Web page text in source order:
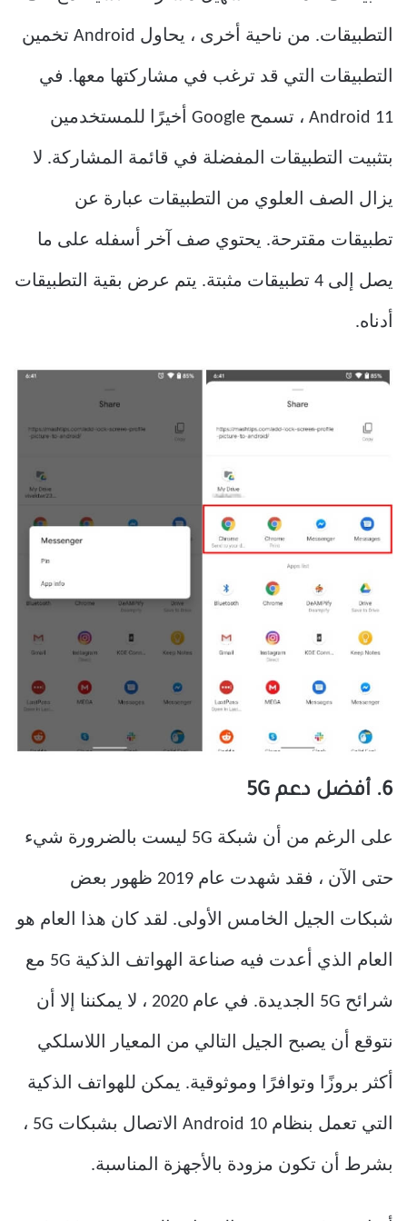
التطبيقات. من ناحية أخرى ، يحاول Android تخمين
التطبيقات التي قد ترغب في مشاركتها معها. في
Android 11 ، تسمح Google أخيرًا للمستخدمين
بتثبيت التطبيقات المفضلة في قائمة المشاركة. لا
يزال الصف العلوي من التطبيقات عبارة عن
تطبيقات مقترحة. يحتوي صف آخر أسفله على ما
يصل إلى 4 تطبيقات مثبتة. يتم عرض بقية التطبيقات
أدناه.
6. أفضل دعم 5G
على الرغم من أن شبكة 5G ليست بالضرورة شيء
حتى الآن ، فقد شهدت عام 2019 ظهور بعض
شبكات الجيل الخامس الأولى. لقد كان هذا العام هو
العام الذي أعدت فيه صناعة الهواتف الذكية 5G مع
شرائح 5G الجديدة. في عام 2020 ، لا يمكننا إلا أن
نتوقع أن يصبح الجيل التالي من المعيار اللاسلكي
أكثر بروزًا وتوافرًا وموثوقية. يمكن للهواتف الذكية
التي تعمل بنظام Android 10 الاتصال بشبكات 5G ،
بشرط أن تكون مزودة بالأجهزة المناسبة.